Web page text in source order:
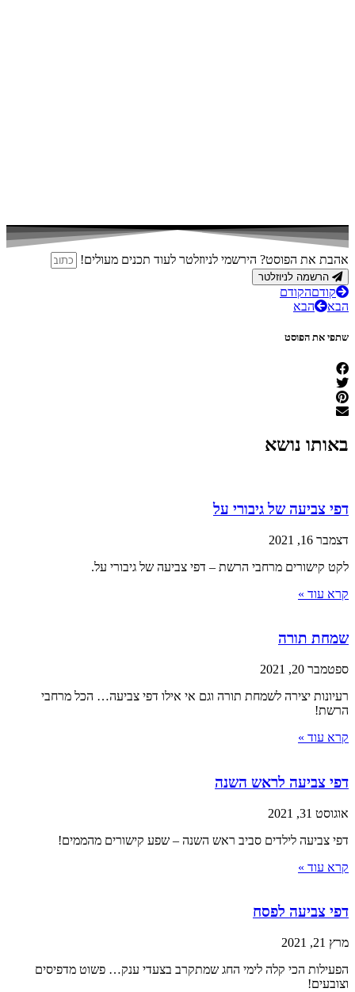
אהבת את הפוסט? הירשמי לניוזלטר לעוד תכנים מעולים!
הרשמה לניוזלטר
קודםהקודם
הבא
הבא
שתפי את הפוסט
באותו נושא
דפי צביעה של גיבורי על
דצמבר 16, 2021
לקט קישורים מרחבי הרשת – דפי צביעה של גיבורי על.
קרא עוד »
שמחת תורה
ספטמבר 20, 2021
רעיונות יצירה לשמחת תורה וגם אי אילו דפי צביעה… הכל מרחבי
הרשת!
קרא עוד »
דפי צביעה לראש השנה
אוגוסט 31, 2021
דפי צביעה לילדים סביב ראש השנה – שפע קישורים מהממים!
קרא עוד »
דפי צביעה לפסח
מרץ 21, 2021
הפעילות הכי קלה לימי החג שמתקרב בצעדי ענק… פשוט מדפיסים
וצובעים!